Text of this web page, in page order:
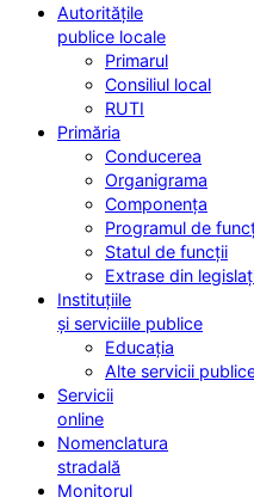
Autoritățile
publice locale
Primarul
Consiliul local
RUTI
Primăria
Conducerea
Organigrama
Componența
Programul de
Statul de funcții
Extrase din
Instituțiile
și serviciile publice
Educația
Alte servicii
Servicii
online
Nomenclatura
stradală
Monitorul